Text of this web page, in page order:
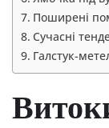
Поширені
Сучасні
Галстук-